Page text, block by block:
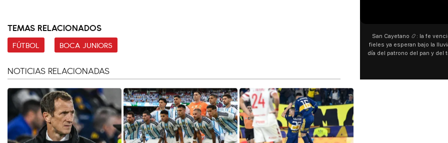
TEMAS RELACIONADOS
FÚTBOL BOCA JUNIORS
NOTICIAS RELACIONADAS
“Preferís la joda y yo
¿Indirecta para Luck Ra? La
"Te vi", su nueva
encontrar similitudes entre
declaraciones que hizo tras